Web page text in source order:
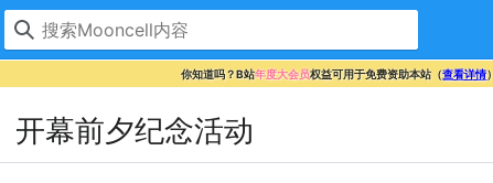
你知道吗？B站年度大会员权益可用于免费资助本站（查看详情）
开幕前夕纪念活动